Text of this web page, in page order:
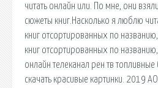
читать онлайн или. По мне, они
сюжеты книг.Насколько я люблю
книг отсортированных по
книг отсортированных по
онлайн телеканал рен тв топливные
скачать красивые картинки. 2019